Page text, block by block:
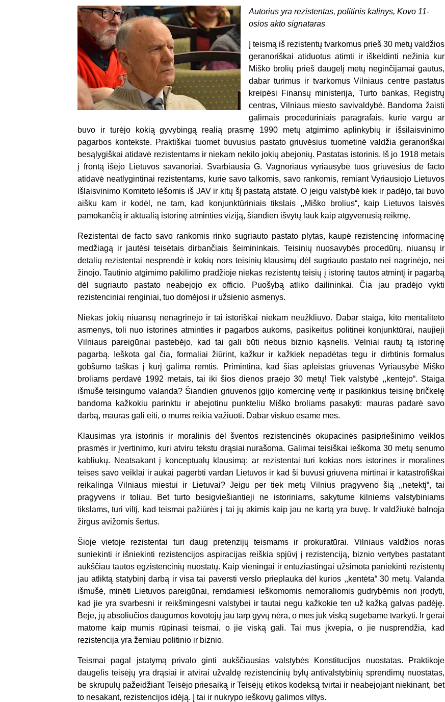
Autorius yra rezistentas, politinis kalinys, Kovo 11-
osios akto signataras
Į teismą iš rezistentų tvarkomus prieš 30 metų valdžios
geranoriškai atiduotus atimti ir iškeldinti nežinia kur
Miško brolių prieš daugelį metų neginčijamai gautus,
dabar turimus ir tvarkomus Vilniaus centre pastatus
kreipėsi Finansų ministerija, Turto bankas, Registrų
centras, Vilniaus miesto savivaldybė. Bandoma žaisti
galimais procedūriniais paragrafais, kurie vargu ar
buvo ir turėjo kokią gyvybingą realią prasmę 1990 metų atgimimo aplinkybių ir išsilaisvinimo
pagarbos kontekste. Praktiškai tuomet buvusius pastato griuvėsius tuometinė valdžia geranoriškai
besąlygiškai atidavė rezistentams ir niekam nekilo jokių abejonių. Pastatas istorinis. Iš jo 1918 metais
į frontą išėjo Lietuvos savanoriai. Svarbiausia G. Vagnoriaus vyriausybė tuos griuvėsius de facto
atidavė neatlygintinai rezistentams, kurie savo talkomis, savo rankomis, remiant Vyriausiojo Lietuvos
Išlaisvinimo Komiteto lėšomis iš JAV ir kitų šį pastatą atstatė. O jeigu valstybė kiek ir padėjo, tai buvo
aišku kam ir kodėl, ne tam, kad konjunktūriniais tikslais ,,Miško brolius“, kaip Lietuvos laisvės
pamokančią ir aktualią istorinę atminties viziją, šiandien išvytų lauk kaip atgyvenusią reikmę.
Rezistentai de facto savo rankomis rinko sugriauto pastato plytas, kaupė rezistencinę informacinę
medžiagą ir jautėsi teisėtais dirbančiais šeimininkais. Teisinių nuosavybės procedūrų, niuansų ir
detalių rezistentai nesprendė ir kokių nors teisinių klausimų dėl sugriauto pastato nei nagrinėjo, nei
žinojo. Tautinio atgimimo pakilimo pradžioje niekas rezistentų teisių į istorinę tautos atmintį ir pagarbą
dėl sugriauto pastato neabejojo ex officio. Puošybą atliko dailininkai. Čia jau pradėjo vykti
rezistenciniai renginiai, tuo domėjosi ir užsienio asmenys.
Niekas jokių niuansų nenagrinėjo ir tai istoriškai niekam neužkliuvo. Dabar staiga, kito mentaliteto
asmenys, toli nuo istorinės atminties ir pagarbos aukoms, pasikeitus politinei konjunktūrai, naujieji
Vilniaus pareigūnai pastebėjo, kad tai gali būti riebus biznio kąsnelis. Velniai rautų tą istorinę
pagarbą. Ieškota gal čia, formaliai žiūrint, kažkur ir kažkiek nepadėtas tegu ir dirbtinis formalus
gobšumo taškas į kurį galima remtis. Primintina, kad šias apleistas griuvenas Vyriausybė Miško
broliams perdavė 1992 metais, tai iki šios dienos praėjo 30 metų! Tiek valstybė ,,kentėjo“. Staiga
išmušė teisingumo valanda? Šiandien griuvenos įgijo komercinę vertę ir pasikinkius teisinę bričkelę
bandoma kažkokiu parinktu ir abejotinu punkteliu Miško broliams pasakyti: mauras padarė savo
darbą, mauras gali eiti, o mums reikia važiuoti. Dabar viskuo esame mes.
Klausimas yra istorinis ir moralinis dėl šventos rezistencinės okupacinės pasipriešinimo veiklos
prasmės ir įvertinimo, kuri atviru tekstu drąsiai nurašoma. Galimai teisiškai ieškoma 30 metų senumo
kabliukų. Neatsakant į konceptualų klausimą: ar rezistentai turi kokias nors istorines ir moralines
teises savo veiklai ir aukai pagerbti vardan Lietuvos ir kad ši buvusi griuvena mirtinai ir katastrofiškai
reikalinga Vilniaus miestui ir Lietuvai? Jeigu per tiek metų Vilnius pragyveno šią ,,netektį“, tai
pragyvens ir toliau. Bet turto besigviešiantieji ne istoriniams, sakytume kilniems valstybiniams
tikslams, turi viltį, kad teismai pažiūrės į tai jų akimis kaip jau ne kartą yra buvę. Ir valdžiukė balnoja
žirgus avižomis šertus.
Šioje vietoje rezistentai turi daug pretenzijų teismams ir prokuratūrai. Vilniaus valdžios noras
suniekinti ir išniekinti rezistencijos aspiracijas reiškia spjūvį į rezistenciją, biznio vertybes pastatant
aukščiau tautos egzistencinių nuostatų. Kaip vieningai ir entuziastingai užsimota paniekinti rezistentų
jau atliktą statybinį darbą ir visa tai paversti verslo prieplauka dėl kurios ,,kentėta“ 30 metų. Valanda
išmušė, minėti Lietuvos pareigūnai, remdamiesi ieškomomis nemoraliomis gudrybėmis nori įrodyti,
kad jie yra svarbesni ir reikšmingesni valstybei ir tautai negu kažkokie ten už kažką galvas padėję.
Beje, jų absoliučios daugumos kovotojų jau tarp gyvų nėra, o mes juk viską sugebame tvarkyti. Ir gerai
matome kaip mumis rūpinasi teismai, o jie viską gali. Tai mus įkvepia, o jie nusprendžia, kad
rezistencija yra žemiau politinio ir biznio.
Teismai pagal įstatymą privalo ginti aukščiausias valstybės Konstitucijos nuostatas. Praktikoje
daugelis teisėjų yra drąsiai ir atvirai užvaldę rezistencinių bylų antivalstybinių sprendimų nuostatas,
be skrupulų pažeidžiant Teisėjo priesaiką ir Teisėjų etikos kodeksą tvirtai ir neabejojant niekinant, bet
to nesakant, rezistencijos idėją. Į tai ir nukrypo ieškovų galimos viltys.